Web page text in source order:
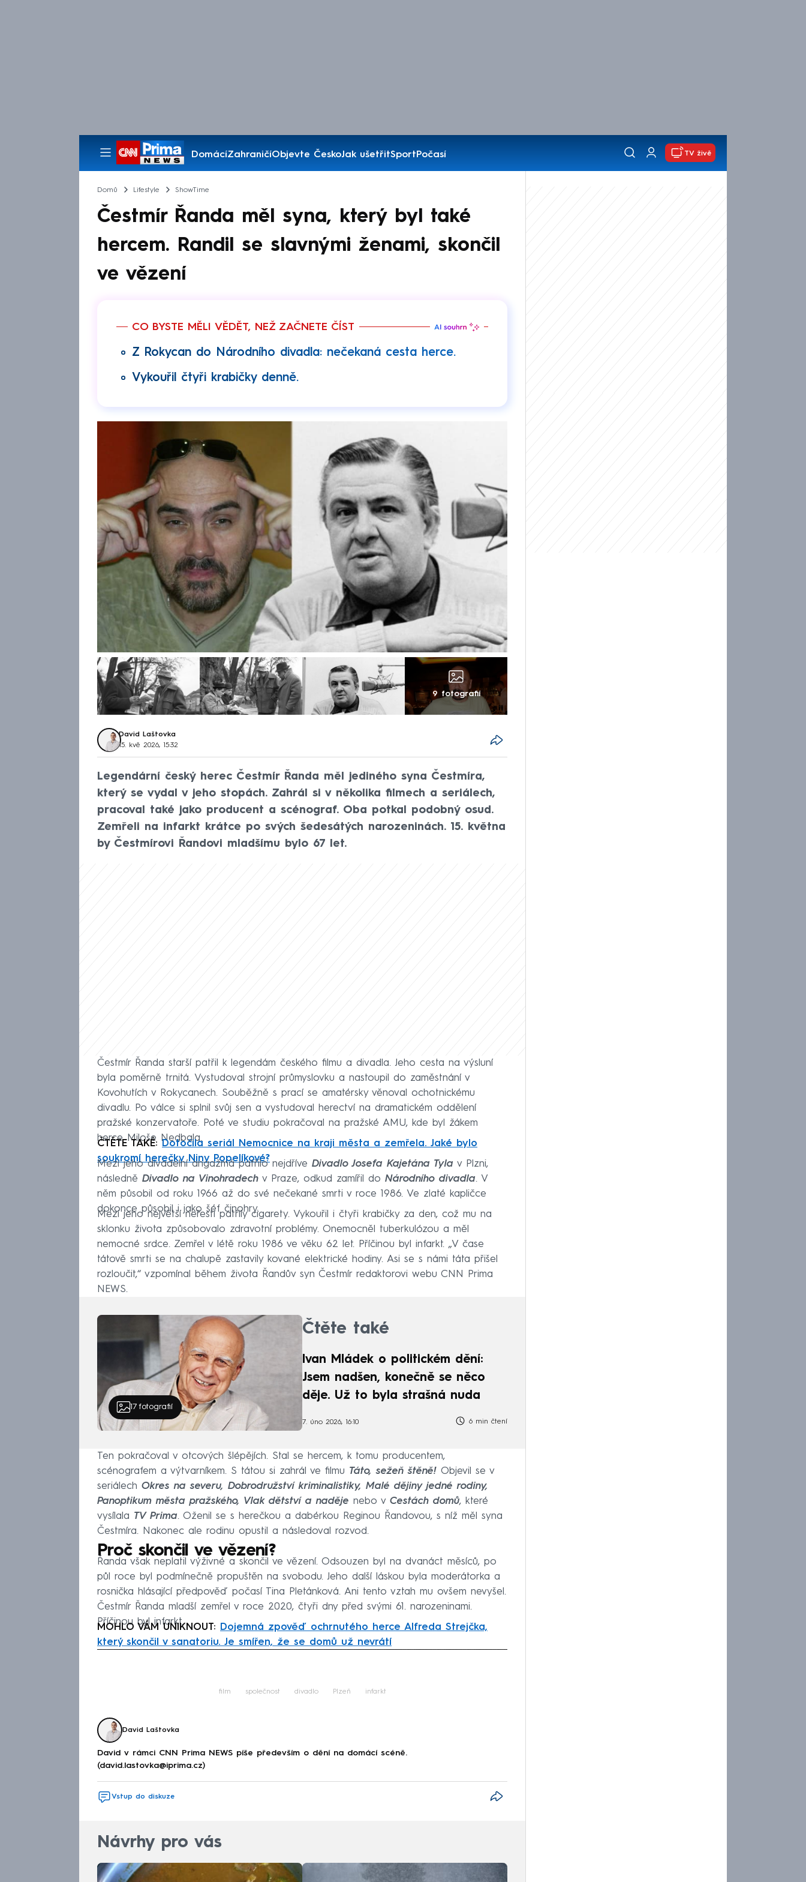
DomácíZahraničíObjevte ČeskoJak ušetřitSportPočasí
Pořady
TV živě
Domů Lifestyle ShowTime
Čestmír Řanda měl syna, který byl také
hercem. Randil se slavnými ženami, skončil
ve vězení
CO BYSTE MĚLI VĚDĚT, NEŽ ZAČNETE ČÍST
Z Rokycan do Národního divadla: nečekaná cesta herce.
Vykouřil čtyři krabičky denně.
9 fotografií
David Laštovka
15. kvě 2026, 15:32
Legendární český herec Čestmír Řanda měl jediného syna Čestmíra,
který se vydal v jeho stopách. Zahrál si v několika filmech a seriálech,
pracoval také jako producent a scénograf. Oba potkal podobný osud.
Zemřeli na infarkt krátce po svých šedesátých narozeninách. 15. května
by Čestmírovi Řandovi mladšímu bylo 67 let.
Čestmír Řanda starší patřil k legendám českého filmu a divadla. Jeho cesta na výsluní
byla poměrně trnitá. Vystudoval strojní průmyslovku a nastoupil do zaměstnání v
Kovohutích v Rokycanech. Souběžně s prací se amatérsky věnoval ochotnickému
divadlu. Po válce si splnil svůj sen a vystudoval herectví na dramatickém oddělení
pražské konzervatoře. Poté ve studiu pokračoval na pražské AMU, kde byl žákem
herce Miloše Nedbala.
ČTĚTE TAKÉ:Dotočila seriál Nemocnice na kraji města a zemřela. Jaké bylo
soukromí herečky Niny Popelíkové?
Mezi jeho divadelní angažmá patřilo nejdříve Divadlo Josefa Kajetána Tyla v Plzni,
následně Divadlo na Vinohradech v Praze, odkud zamířil do Národního divadla. V
něm působil od roku 1966 až do své nečekané smrti v roce 1986. Ve zlaté kapličce
dokonce působil i jako šéf činohry.
Mezi jeho největší neřesti patřily cigarety. Vykouřil i čtyři krabičky za den, což mu na
sklonku života způsobovalo zdravotní problémy. Onemocněl tuberkulózou a měl
nemocné srdce. Zemřel v létě roku 1986 ve věku 62 let. Příčinou byl infarkt. „V čase
tátově smrti se na chalupě zastavily kované elektrické hodiny. Asi se s námi táta přišel
rozloučit,“ vzpomínal během života Řandův syn Čestmír redaktorovi webu CNN Prima
NEWS.
17 fotografií
Čtěte také
Ivan Mládek o politickém dění:
Jsem nadšen, konečně se něco
děje. Už to byla strašná nuda
7. úno 2026, 16:10 6 min čtení
Ten pokračoval v otcových šlépějích. Stal se hercem, k tomu producentem,
scénografem a výtvarníkem. S tátou si zahrál ve filmu Táto, sežeň štěně! Objevil se v
seriálech Okres na severu, Dobrodružství kriminalistiky, Malé dějiny jedné rodiny,
Panoptikum města pražského, Vlak dětství a naděje nebo v Cestách domů, které
vysílala TV Prima. Oženil se s herečkou a dabérkou Reginou Řandovou, s níž měl syna
Čestmíra. Nakonec ale rodinu opustil a následoval rozvod.
Proč skončil ve vězení?
Řanda však neplatil výživné a skončil ve vězení. Odsouzen byl na dvanáct měsíců, po
půl roce byl podmínečně propuštěn na svobodu. Jeho další láskou byla moderátorka a
rosnička hlásající předpověď počasí Tina Pletánková. Ani tento vztah mu ovšem nevyšel.
Čestmír Řanda mladší zemřel v roce 2020, čtyři dny před svými 61. narozeninami.
Příčinou byl infarkt.
MOHLO VÁM UNIKNOUT:
Dojemná zpověď ochrnutého herce Alfreda Strejčka,
který skončil v sanatoriu. Je smířen, že se domů už nevrátí
film společnost divadlo Plzeň infarkt
David Laštovka
David v rámci CNN Prima NEWS píše především o dění na domácí scéně.
(david.lastovka@iprima.cz)
Vstup do diskuze
Návrhy pro vás